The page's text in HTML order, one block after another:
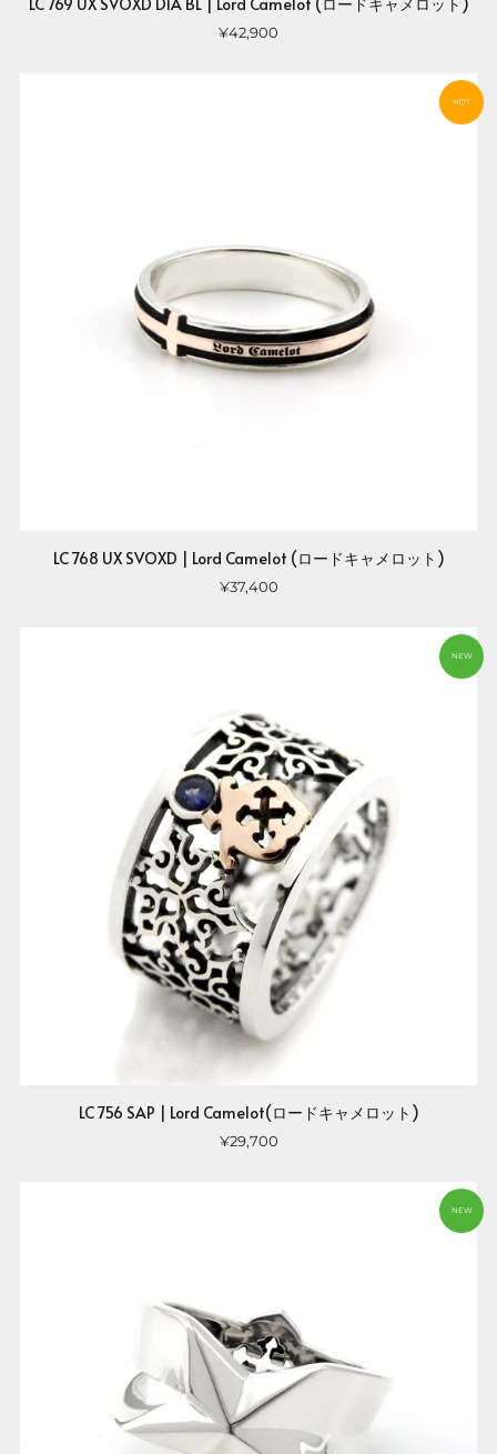
¥42,900
HOT
LC 768 UX SVOXD | Lord Camelot (ロードキャメロット)
¥37,400
NEW
LC 756 SAP | Lord Camelot(ロードキャメロット)
¥29,700
NEW